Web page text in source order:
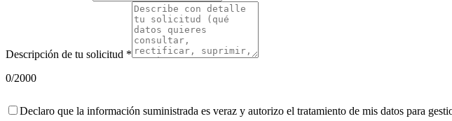
Descripción de tu solicitud *
0/2000
Declaro que la información suministrada es veraz y autorizo el tratamiento de mis datos para